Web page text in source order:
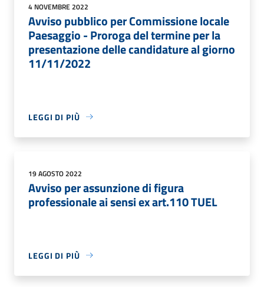
4 NOVEMBRE 2022
Avviso pubblico per Commissione locale
Paesaggio - Proroga del termine per la
presentazione delle candidature al giorno
11/11/2022
LEGGI DI PIÙ
19 AGOSTO 2022
Avviso per assunzione di figura
professionale ai sensi ex art.110 TUEL
LEGGI DI PIÙ